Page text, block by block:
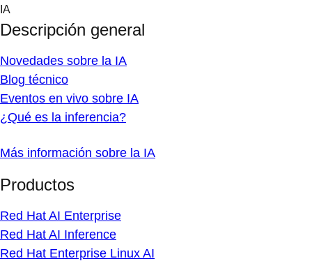
Skip
content
IA
Descripción general
Novedades sobre la IA
Blog técnico
Eventos en vivo sobre IA
¿Qué es la inferencia?
Más información sobre la IA
Productos
Red Hat AI Enterprise
Red Hat AI Inference
Red Hat Enterprise Linux AI